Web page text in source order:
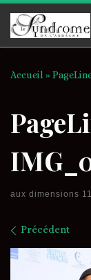
Passer au
Accueil »
aux dimensions
Précédent